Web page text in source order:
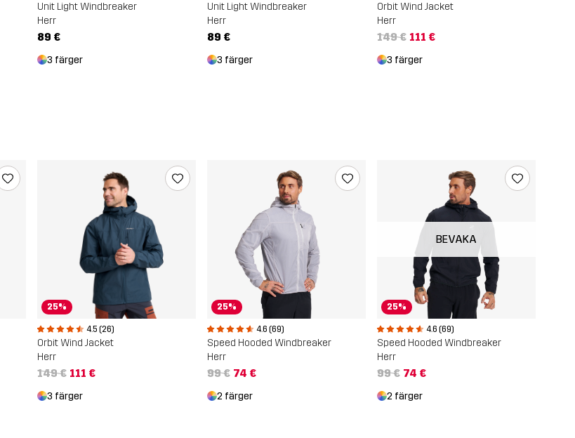
Unit Light Windbreaker
Herr
89 €
3 färger
Unit Light Windbreaker
Herr
89 €
3 färger
Orbit Wind Jacket
Herr
149 € 111 €
3 färger
25%
4.5 (26)
Orbit Wind Jacket
Herr
149 € 111 €
3 färger
25%
4.6 (69)
Speed Hooded Windbreaker
Herr
99 € 74 €
2 färger
25%
BEVAKA
4.6 (69)
Speed Hooded Windbreaker
Herr
99 € 74 €
2 färger